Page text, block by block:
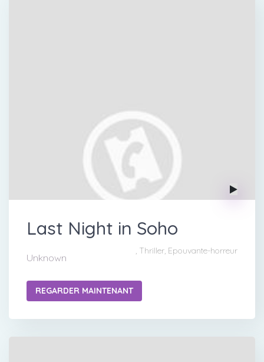
Last Night in Soho
, Thriller, Epouvante-horreur
Unknown
REGARDER MAINTENANT